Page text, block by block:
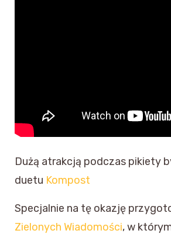
Dużą atrakcją podczas pikiety
duetu Kompost
Specjalnie na tę okazję
Zielonych Wiadomości, w